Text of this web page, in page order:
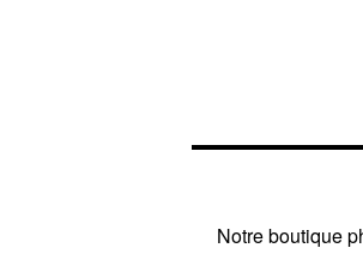
Notre boutique